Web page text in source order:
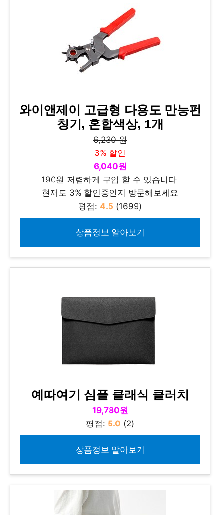
와이앤제이 고급형 다용도 만능펀
칭기, 혼합색상, 1개
6,230 원
3% 할인
6,040원
190원 저렴하게 구입 할 수 있습니다.
현재도 3% 할인중인지 방문해보세요
평점: 4.5 (1699)
상품정보 알아보기
예따여기 심플 클래식 클러치
19,780원
평점: 5.0 (2)
상품정보 알아보기